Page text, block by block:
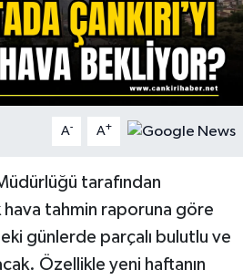
A- A+
tarafından
hava tahmin raporuna göre
günlerde parçalı bulutlu ve
Özellikle yeni haftanın